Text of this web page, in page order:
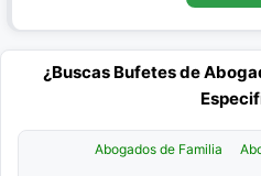
¿Buscas Bufetes de
Abogados de Familia